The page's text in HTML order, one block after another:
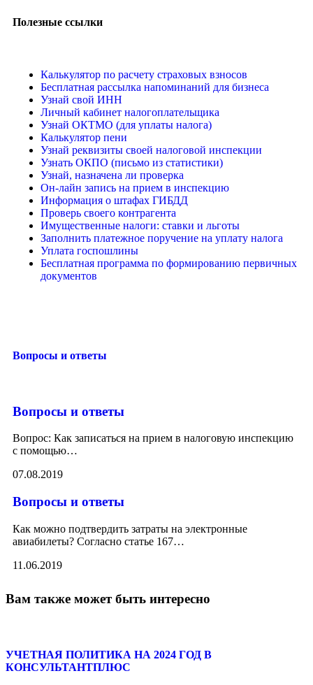
Полезные ссылки
Калькулятор по расчету страховых взносов
Бесплатная рассылка напоминаний для бизнеса
Узнай свой ИНН
Личный кабинет налогоплательщика
Узнай ОКТМО (для уплаты налога)
Калькулятор пени
Узнай реквизиты своей налоговой инспекции
Узнать ОКПО (письмо из статистики)
Узнай, назначена ли проверка
Он-лайн запись на прием в инспекцию
Информация о штафах ГИБДД
Проверь своего контрагента
Имущественные налоги: ставки и льготы
Заполнить платежное поручение на уплату налога
Уплата госпошлины
Бесплатная программа по формированию первичных
документов
Вопросы и ответы
Вопросы и ответы
Вопрос: Как записаться на прием в налоговую инспекцию
с помощью…
07.08.2019
Вопросы и ответы
Как можно подтвердить затраты на электронные
авиабилеты? Согласно статье 167…
11.06.2019
Вам также может быть интересно
УЧЕТНАЯ ПОЛИТИКА НА 2024 ГОД В
КОНСУЛЬТАНТПЛЮС